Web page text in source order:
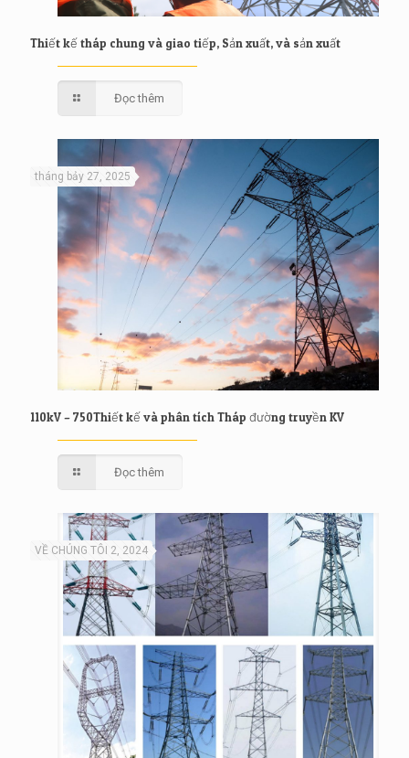
Thiết kế tháp chung và giao tiếp, Sản xuất, và sản xuất
Đọc thêm
tháng bảy 27, 2025
110kV – 750Thiết kế và phân tích Tháp đường truyền KV
Đọc thêm
VỀ CHÚNG TÔI 2, 2024